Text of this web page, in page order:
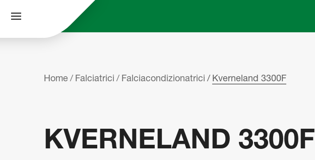
Home Falciatrici Falciacondizionatrici Kverneland 3300F
KVERNELAND 3300F